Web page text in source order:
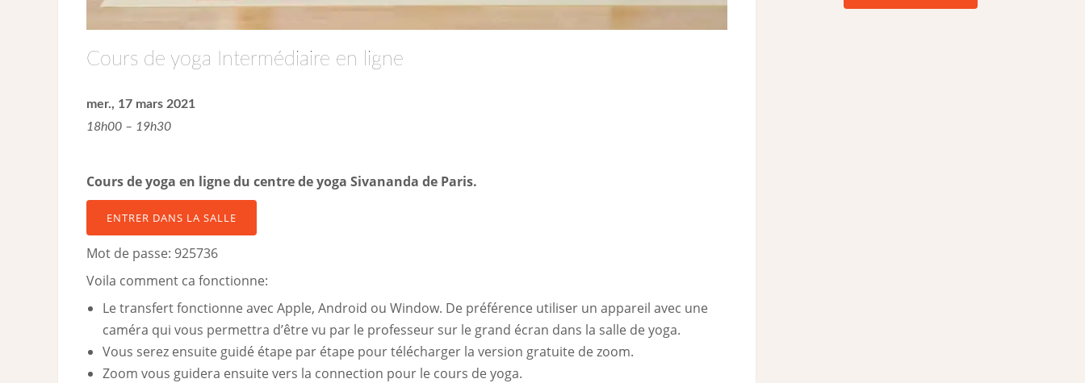
Cours de yoga Intermédiaire en ligne
mer., 17 mars 2021
18h00 – 19h30
Cours de yoga en ligne du centre de yoga Sivananda de Paris.
ENTRER DANS LA SALLE
Mot de passe: 925736
Voila comment ca fonctionne:
Le transfert fonctionne avec Apple, Android ou Window. De préférence utiliser un appareil avec une
caméra qui vous permettra d’être vu par le professeur sur le grand écran dans la salle de yoga.
Vous serez ensuite guidé étape par étape pour télécharger la version gratuite de zoom.
Zoom vous guidera ensuite vers la connection pour le cours de yoga.